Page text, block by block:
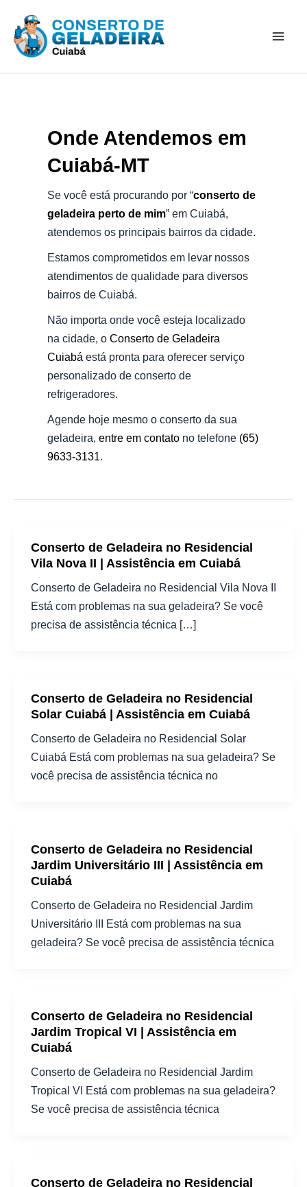
para
Onde Atendemos em
Cuiabá-MT
Se você está procurando por “conserto de
geladeira perto de mim” em Cuiabá,
atendemos os principais bairros da cidade.
Estamos comprometidos em levar nossos
atendimentos de qualidade para diversos
bairros de Cuiabá.
Não importa onde você esteja localizado
na cidade, oConserto de Geladeira
Cuiabá está pronta para oferecer serviço
personalizado de conserto de
refrigeradores.
Agende hoje mesmo o conserto da sua
geladeira,entre em contato no telefone (65)
9633-3131.
Conserto de Geladeira no Residencial
Vila Nova II | Assistência em Cuiabá
Conserto de Geladeira no Residencial Vila Nova II
Está com problemas na sua geladeira? Se você
precisa de assistência técnica […]
Conserto de Geladeira no Residencial
Solar Cuiabá | Assistência em Cuiabá
Conserto de Geladeira no Residencial Solar
Cuiabá Está com problemas na sua geladeira? Se
você precisa de assistência técnica no
Conserto de Geladeira no Residencial
Jardim Universitário III | Assistência em
Cuiabá
Conserto de Geladeira no Residencial Jardim
Universitário III Está com problemas na sua
geladeira? Se você precisa de assistência técnica
Conserto de Geladeira no Residencial
Jardim Tropical VI | Assistência em
Cuiabá
Conserto de Geladeira no Residencial Jardim
Tropical VI Está com problemas na sua geladeira?
Se você precisa de assistência técnica
Conserto de Geladeira no Residencial